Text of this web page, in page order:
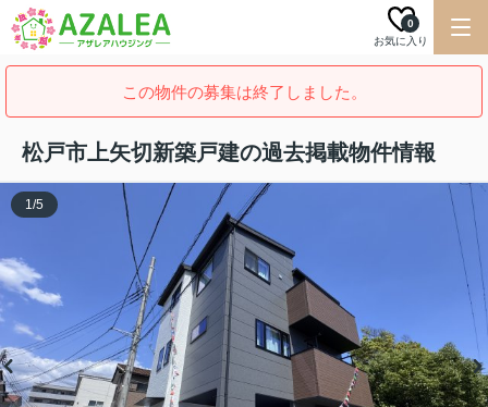
お気に入り
0
この物件の募集は終了しました。
松戸市上矢切新築戸建の過去掲載物件情報
1/5